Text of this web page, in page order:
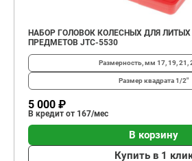
НАБОР ГОЛОВОК КОЛЕСНЫХ ДЛЯ
ПРЕДМЕТОВ JTC-5530
Размерность, мм 17, 19, 21,
Размер квадрата1/2"
5 000 ₽
В кредит от 167/мес
В корзину
Купить в 1